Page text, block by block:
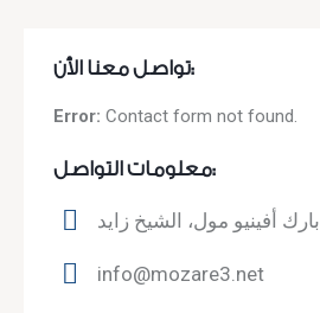
تواصل معنا الأن:
Error: Contact form not found.
معلومات التواصل:
بارك أفينيو مول، الشيخ زايد
info@mozare3.net